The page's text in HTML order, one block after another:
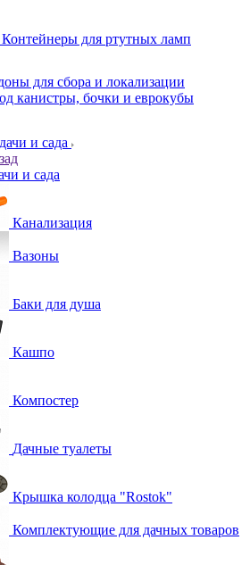
Контейнеры для ртутных ламп
для сбора и локализации
канистры, бочки и еврокубы
и сада
и сада
Канализация
Вазоны
Баки для душа
Кашпо
Компостер
Дачные туалеты
Крышка колодца "Rostok"
Комплектующие для дачных товаров